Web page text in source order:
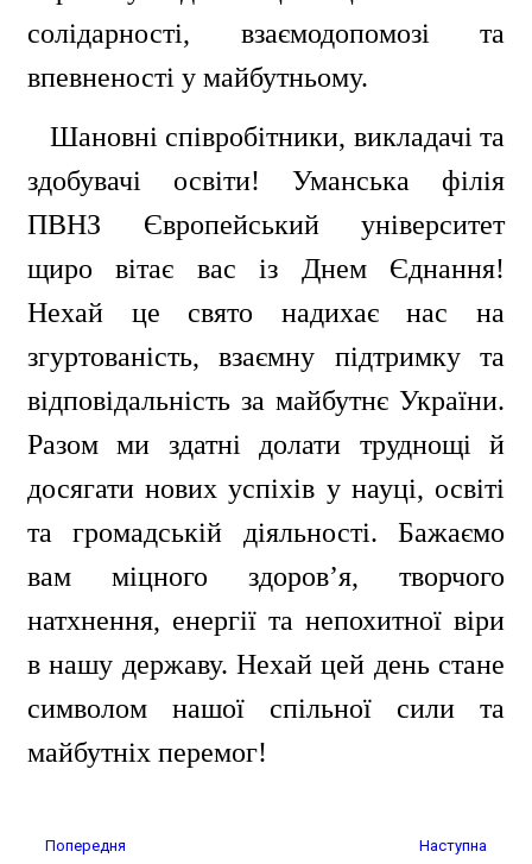
солідарності, взаємодопомозі та
впевненості у майбутньому.
Шановні співробітники, викладачі та
здобувачі освіти! Уманська філія
ПВНЗ Європейський університет
щиро вітає вас із Днем Єднання!
Нехай це свято надихає нас на
згуртованість, взаємну підтримку та
відповідальність за майбутнє України.
Разом ми здатні долати труднощі й
досягати нових успіхів у науці, освіті
та громадській діяльності. Бажаємо
вам міцного здоров’я, творчого
натхнення, енергії та непохитної віри
в нашу державу. Нехай цей день стане
символом нашої спільної сили та
майбутніх перемог!
Попередня стаття: Інформуємо вас, що офіційна комунікація
Попередня Наступна
Наступна